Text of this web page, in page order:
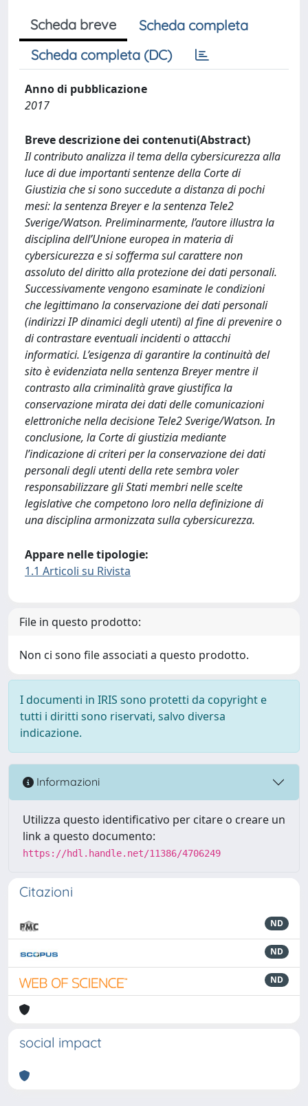
Scheda breve
Scheda completa
Scheda completa (DC)
Anno di pubblicazione
2017
Breve descrizione dei contenuti(Abstract)
Il contributo analizza il tema della cybersicurezza alla
luce di due importanti sentenze della Corte di
Giustizia che si sono succedute a distanza di pochi
mesi: la sentenza Breyer e la sentenza Tele2
Sverige/Watson. Preliminarmente, l’autore illustra la
disciplina dell’Unione europea in materia di
cybersicurezza e si sofferma sul carattere non
assoluto del diritto alla protezione dei dati personali.
Successivamente vengono esaminate le condizioni
che legittimano la conservazione dei dati personali
(indirizzi IP dinamici degli utenti) al fine di prevenire o
di contrastare eventuali incidenti o attacchi
informatici. L’esigenza di garantire la continuità del
sito è evidenziata nella sentenza Breyer mentre il
contrasto alla criminalità grave giustifica la
conservazione mirata dei dati delle comunicazioni
elettroniche nella decisione Tele2 Sverige/Watson. In
conclusione, la Corte di giustizia mediante
l’indicazione di criteri per la conservazione dei dati
personali degli utenti della rete sembra voler
responsabilizzare gli Stati membri nelle scelte
legislative che competono loro nella definizione di
una disciplina armonizzata sulla cybersicurezza.
Appare nelle tipologie:
1.1 Articoli su Rivista
File in questo prodotto:
Non ci sono file associati a questo prodotto.
I documenti in IRIS sono protetti da copyright e
tutti i diritti sono riservati, salvo diversa
indicazione.
Informazioni
Utilizza questo identificativo per citare o creare un
link a questo documento:
https://hdl.handle.net/11386/4706249
Citazioni
ND
ND
ND
social impact